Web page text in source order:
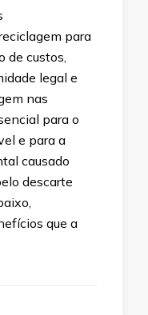
para
de custos,
legal e
nas
para o
e para a
causado
descarte
que a